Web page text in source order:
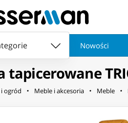
Nowości
tapicerowane
ogród Meble i akcesoria Meble